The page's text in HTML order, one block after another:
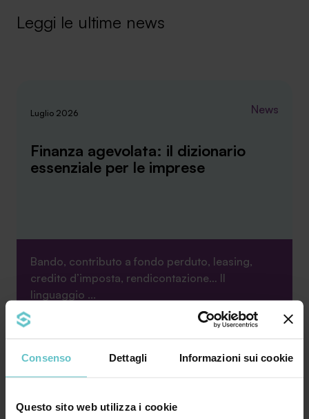
Consenso Dettagli Informazioni sui cookie
Questo sito web utilizza i cookie
Leggi le ultime news
Luglio 2026 News
Finanza agevolata: il dizionario
essenziale per le imprese
Bando, contributo a fondo perduto, leasing,
credito d’imposta, rendicontazione… Il
linguaggio ...
Luglio 2026